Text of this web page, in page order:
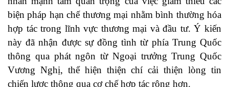
biện pháp hạn chế thương mại nhằm bình thường hóa
hợp tác trong lĩnh vực thương mại và đầu tư. Ý kiến
này đã nhận được sự đồng tình từ phía Trung Quốc
thông qua phát ngôn từ Ngoại trưởng Trung Quốc
Vương Nghị, thể hiện thiện chí cải thiện lòng tin
chiến lược thông qua cơ chế hợp tác rộng hơn.